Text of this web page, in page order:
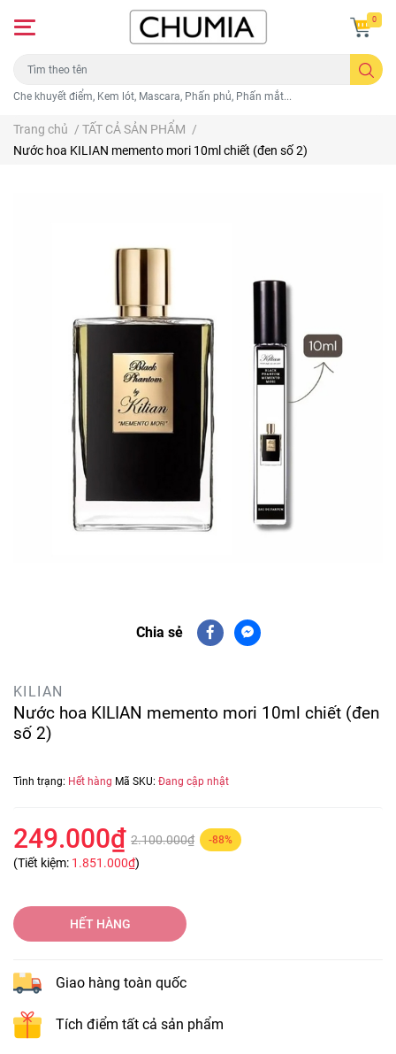
Che khuyết điểm, Kem lót, Mascara, Phấn phủ, Phấn mắt...
0
Trang chủ / TẤT CẢ SẢN PHẨM /
Nước hoa KILIAN memento mori 10ml chiết (đen số 2)
Chia sẻ
KILIAN
Nước hoa KILIAN memento mori 10ml chiết (đen
số 2)
Tình trạng: Hết hàng Mã SKU: Đang cập nhật
249.000₫ 2.100.000₫ -88%
(Tiết kiệm: 1.851.000₫)
HẾT HÀNG
Giao hàng toàn quốc
Tích điểm tất cả sản phẩm